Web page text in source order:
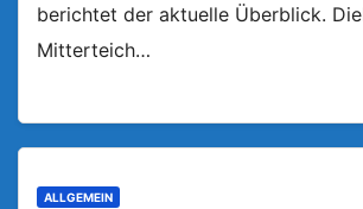
berichtet der aktuelle Überblick.
Mitterteich…
ALLGEMEIN